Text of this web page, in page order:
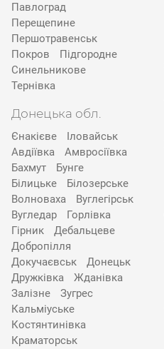
Павлоград
Перещепине
Першотравенськ
Покров
Підгородне
Синельникове
Тернівка
Донецька обл.
Єнакієве
Іловайськ
Авдіївка
Амвросіївка
Бахмут
Бунге
Білицьке
Білозерське
Волноваха
Вуглегірськ
Вугледар
Горлівка
Гірник
Дебальцеве
Добропілля
Докучаєвськ
Донецьк
Дружківка
Жданівка
Залізне
Зугрес
Кальміуське
Костянтинівка
Краматорськ